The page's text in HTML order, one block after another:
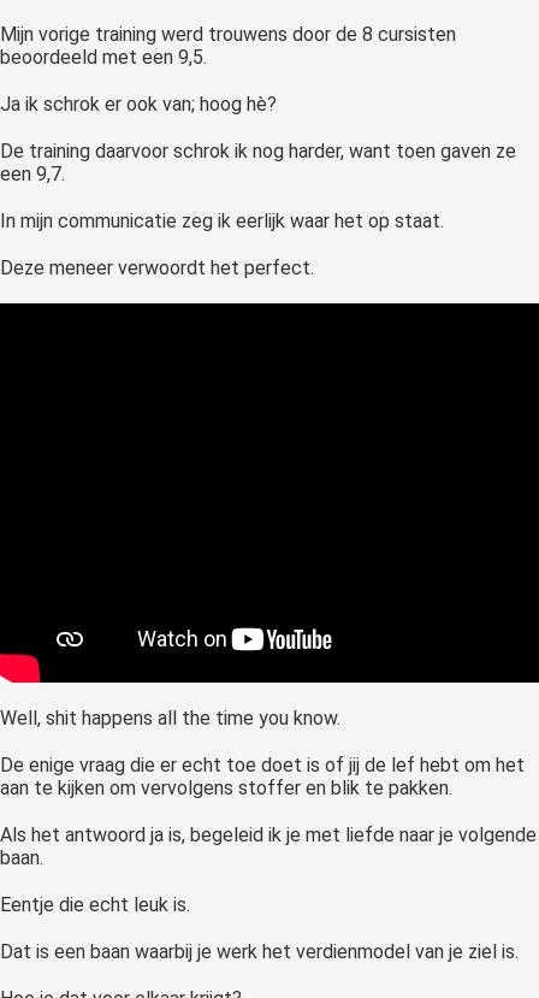
Mijn vorige training werd trouwens door de 8 cursisten
beoordeeld met een 9,5.
Ja ik schrok er ook van; hoog hè?
De training daarvoor schrok ik nog harder, want toen gaven ze
een 9,7.
In mijn communicatie zeg ik eerlijk waar het op staat.
Deze meneer verwoordt het perfect.
Well, shit happens all the time you know.
De enige vraag die er echt toe doet is of jij de lef hebt om het
aan te kijken om vervolgens stoffer en blik te pakken.
Als het antwoord ja is, begeleid ik je met liefde naar je volgende
baan.
Eentje die echt leuk is.
Dat is een baan waarbij je werk het verdienmodel van je ziel is.